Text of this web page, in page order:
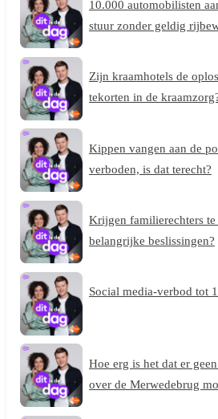
10.000 automobilisten
stuur zonder geldig
Zijn kraamhotels de
tekorten in de
Kippen vangen aan de
verboden, is dat terecht?
Krijgen familierechters
belangrijke beslissingen?
Social media-verbod tot
Hoe erg is het dat er
over de Merwedebrug